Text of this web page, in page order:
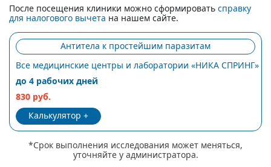
После посещения клиники можно сформировать справку
для налогового вычета на нашем сайте.
Антитела к простейшим паразитам
Все медицинские центры и лаборатории «НИКА СПРИНГ»
до 4 рабочих дней
830 руб.
Калькулятор
*Срок выполнения исследования может меняться,
уточняйте у администратора.